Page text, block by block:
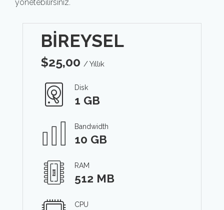
yönetebilirsiniz.
BİREYSEL
$25,00 / Yıllık
Disk
1 GB
Bandwidth
10 GB
RAM
512 MB
CPU